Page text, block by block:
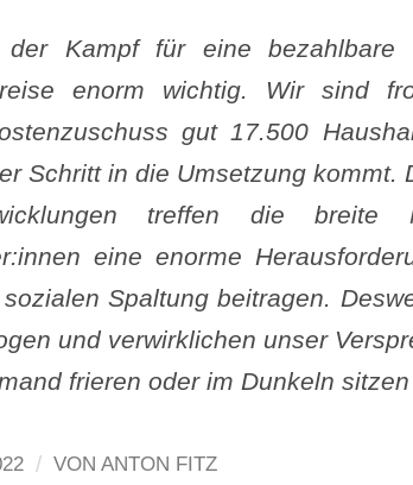
der Kampf für eine
enorm wichtig. Wir sind
gut 17.500
Schritt in die Umsetzung kommt.
treffen die
eine enorme
Spaltung beitragen.
und verwirklichen unser
frieren oder im Dunkeln sitzen
/ VON ANTON FITZ